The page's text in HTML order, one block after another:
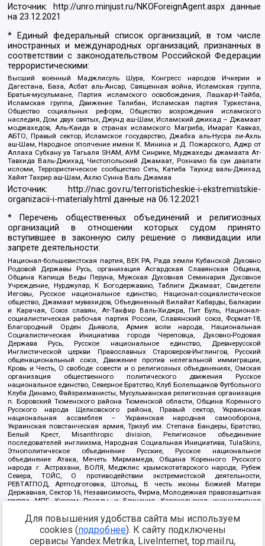
Источник: http://unro.minjust.ru/NKOForeignAgent.aspxданные
на23.12.2021
* Единый федеральный список организаций, в том числе
иностранных и международных организаций, признанных в
соответствии с законодательством Российской Федерации
террористическими:
Высший военный Маджлисуль Шура, Конгресс народов Ичкерии и
Дагестана, База, Асбат аль-Ансар, Священная война, Исламская группа,
Братья-мусульмане, Партия исламского освобождения, Лашкар-И-Тайба,
Исламская группа, Движение Талибан, Исламская партия Туркестана,
Общество социальных реформ, Общество возрождения исламского
наследия, Дом двух святых, Джунд аш-Шам, Исламский джихад – Джамаат
моджахедов, Аль-Каида в странах исламского Магриба, Имарат Кавказ,
АБТО, Правый сектор, Исламское государство, Джабха аль-Нусра ли-Ахль
аш-Шам, Народное ополчение имени К. Минина и Д. Пожарского, Аджр от
Аллаха Субхану уа Тагьаля SHAM, АУМ Синрике, Муджахеды джамаата Ат-
Тавхида Валь-Джихад, Чистопольский Джамаат, Рохнамо ба суи давлати
исломи, Террористическое сообщество Сеть, Катиба Таухид валь-Джихад,
Хайят Тахрир аш-Шам, Ахлю Сунна Валь Джамаа
Источник:
http://nac.gov.ru/terroristicheskie-i-ekstremistskie-
organizacii-i-materialy.html данные на06.12.2021
* Перечень общественных объединений и религиозных
организаций в отношении которых судом принято
вступившее в законную силу решение о ликвидации или
запрете деятельности:
Национал-большевистская партия, ВЕК РА, Рада земли Кубанской Духовно
Родовой Державы Русь, организация Асгардская Славянская Община,
Община Капища Веды Перуна, Мужская Духовная Семинария Духовное
Учреждение, Нурджулар, К Богодержавию, Таблиги Джамаат, Свидетели
Иеговы, Русское национальное единство, Национал-социалистическое
общество, Джамаат мувахидов, Объединенный Вилайат Кабарды, Балкарии
и Карачая, Союз славян, Ат-Такфир Валь-Хиджра, Пит Буль, Национал-
социалистическая рабочая партия России, Славянский союз, Формат-18,
Благородный Орден Дьявола, Армия воли народа, Национальная
Социалистическая Инициатива города Череповца, Духовно-Родовая
Держава Русь, Русское национальное единство, Древнерусской
Инглистической церкви Православных Староверов-Инглингов, Русский
общенациональный союз, Движение против нелегальной иммиграции,
Кровь и Честь, О свободе совести и о религиозных объединениях, Омская
организация общественного политического движения Русское
национальное единство, Северное Братство, Клуб Болельщиков Футбольного
Клуба Динамо, Файзрахманисты, Мусульманская религиозная организация
п. Боровский Тюменского района Тюменской области, Община Коренного
Русского народа Щелковского района, Правый сектор, Украинская
национальная ассамблея – Украинская народная самооборона,
Украинская повстанческая армия, Тризуб им. Степана Бандеры, Братство,
Белый Крест, Misanthropic division, Религиозное объединение
последователей инглиизма, Народная Социальная Инициатива, TulaSkins,
Этнополитическое объединение Русские, Русское национальное
объединение Атака, Мечеть Мирмамеда, Община Коренного Русского
народа г. Астрахани, ВОЛЯ, Меджлис крымскотатарского народа, Рубеж
Севера, ТОЙС, О противодействии экстремистской деятельности,
РЕВТАТПОД, Артподготовка, Штольц, В честь иконы Божией Матери
Державная, Сектор 16, Независимость, Фирма, Молодежная правозащитная
группа МПГ, Курсом Правды и Единения, Каракольская инициативная
Благотворительный пансионат Ак Умут, Русская республика Русь,
Арестантское уголовное единство, Башкорт, Нация и свобода, W.H.С., Фалунь
Дафа, Иртыш Ultras, Русский Патриотический клуб-Новокузнецк/РПК,
Сибирский державный союз, Фонд борьбы с коррупцией, Фонд защиты прав
Для повышения удобства сайта мы используем
cookies (подробнее). К сайту подключены
сервисы Yandex.Metrika, LiveInternet, top.mail.ru,